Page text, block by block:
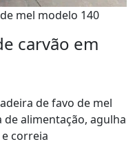
mel modelo 140
carvão em
de favo de mel
alimentação, agulha
correia